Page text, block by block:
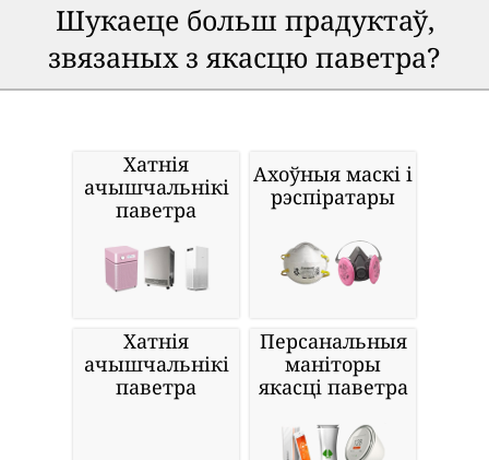
Шукаеце больш прадуктаў,
звязаных з якасцю паветра?
Хатнія
ачышчальнікі
паветра
Ахоўныя маскі і
рэспіратары
Хатнія
ачышчальнікі
паветра
Персанальныя
маніторы
якасці паветра